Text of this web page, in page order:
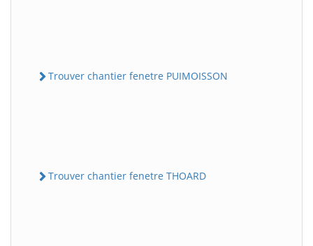
Trouver chantier fenetre PUIMOISSON
Trouver chantier fenetre THOARD